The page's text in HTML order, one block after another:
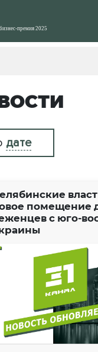
дате
помещение
с юго-